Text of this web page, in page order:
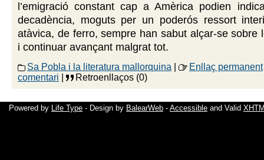
l’emigració constant cap a Amèrica podien
decadència, moguts per un poderós ressort
atàvica, de ferro, sempre han sabut alçar-se sobre
i continuar avançant malgrat tot.
Sa Pobla i la literatura mallorquina Enllaç permanent
comentari
Retroenllaços (0)
Powered by Life Type - Design by BalearWeb - Accessible and Valid